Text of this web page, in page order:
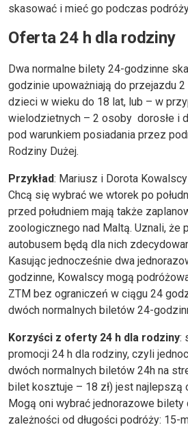
skasować i mieć go podczas
Oferta 24 h dla rodziny
Dwa normalne bilety 24-godzinne
godzinie upoważniają do przejazdu 2
dzieci w wieku do 18 lat, lub – w
wielodzietnych – 2 osoby dorosłe i
pod warunkiem posiadania przez
Rodziny Dużej.
Przykład: Mariusz i Dorota
Chcą się wybrać we wtorek po
przed południem mają także
zoologicznego nad Maltą. Uznali, że
autobusem będą dla nich
Kasując jednocześnie dwa
godzinne, Kowalscy mogą
ZTM bez ograniczeń w ciągu 24
dwóch normalnych biletów 24-
Korzyści z oferty 24 h dla rodziny:
promocji 24 h dla rodziny, czyli
dwóch normalnych biletów 24h na
bilet kosztuje – 18 zł) jest najlepszą
Mogą oni wybrać jednorazowe
zależności od długości podróży: 15-